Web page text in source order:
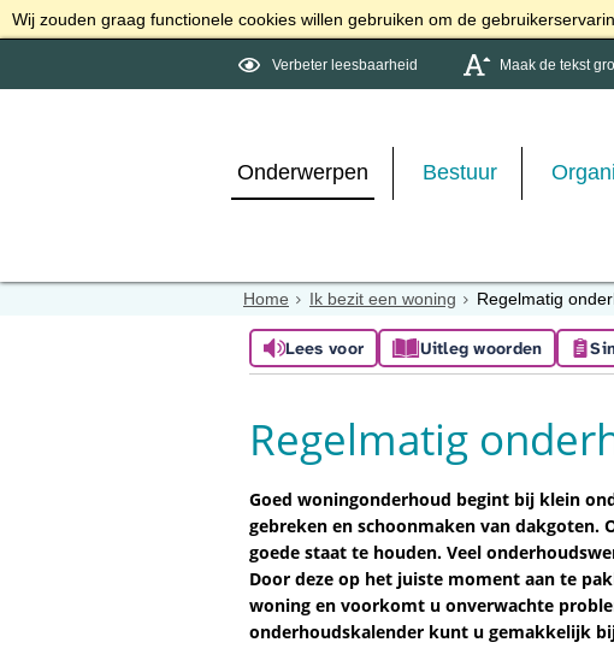
Wij zouden graag functionele cookies willen gebruiken om de
Verbeter leesbaarheid Maak de tekst
Onderwerpen Bestuur
Home Ik bezit een woning Regelmatig
Lees voor Uitleg woorden
Regelmatig
Goed woningonderhoud begint bij klein
gebreken en schoonmaken van dakgoten.
goede staat te houden. Veel
Door deze op het juiste moment aan te
woning en voorkomt u onverwachte
onderhoudskalender kunt u gemakkelijk